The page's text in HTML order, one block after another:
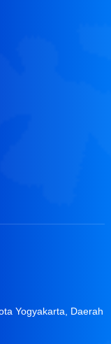
Yogyakarta, Daerah